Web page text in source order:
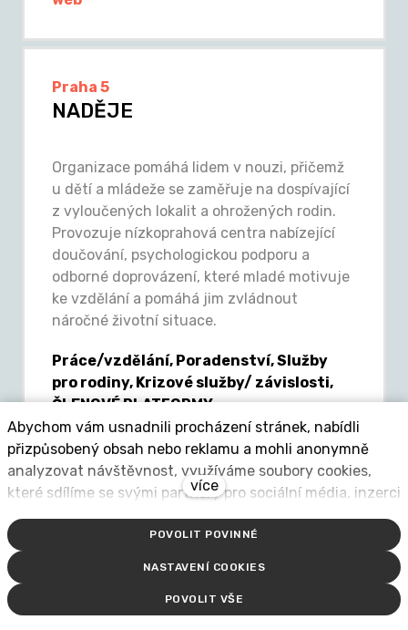
Praha 5
NADĚJE
Organizace pomáhá lidem v nouzi, přičemž
u dětí a mládeže se zaměřuje na dospívající
z vyloučených lokalit a ohrožených rodin.
Provozuje nízkoprahová centra nabízející
doučování, psychologickou podporu a
odborné doprovázení, které mladé motivuje
ke vzdělání a pomáhá jim zvládnout
náročné životní situace.
Práce/vzdělání, Poradenství, Služby
pro rodiny, Krizové služby/ závislosti,
ČLENOVÉ PLATFORMY
web
Liberec
NADĚJE Liberec
Pobočka NADĚJE v Liberci pomáhá lidem,
Abychom vám usnadnili procházení stránek, nabídli
přizpůsobený obsah nebo reklamu a mohli anonymně
analyzovat návštěvnost, využíváme soubory cookies,
které sdílíme se svými partnery pro sociální média, inzerci
a analýzu. Jejich nastavení upravíte odkazem "Nastavení
cookies" a kdykoliv jej můžete změnit v patičce webu.
Podrobnější informace najdete v našich Zásadách
ochrany osobních údajů a používání souborů cookies.
Souhlasíte s používáním cookies?
více
POVOLIT POVINNÉ
NASTAVENÍ COOKIES
POVOLIT VŠE